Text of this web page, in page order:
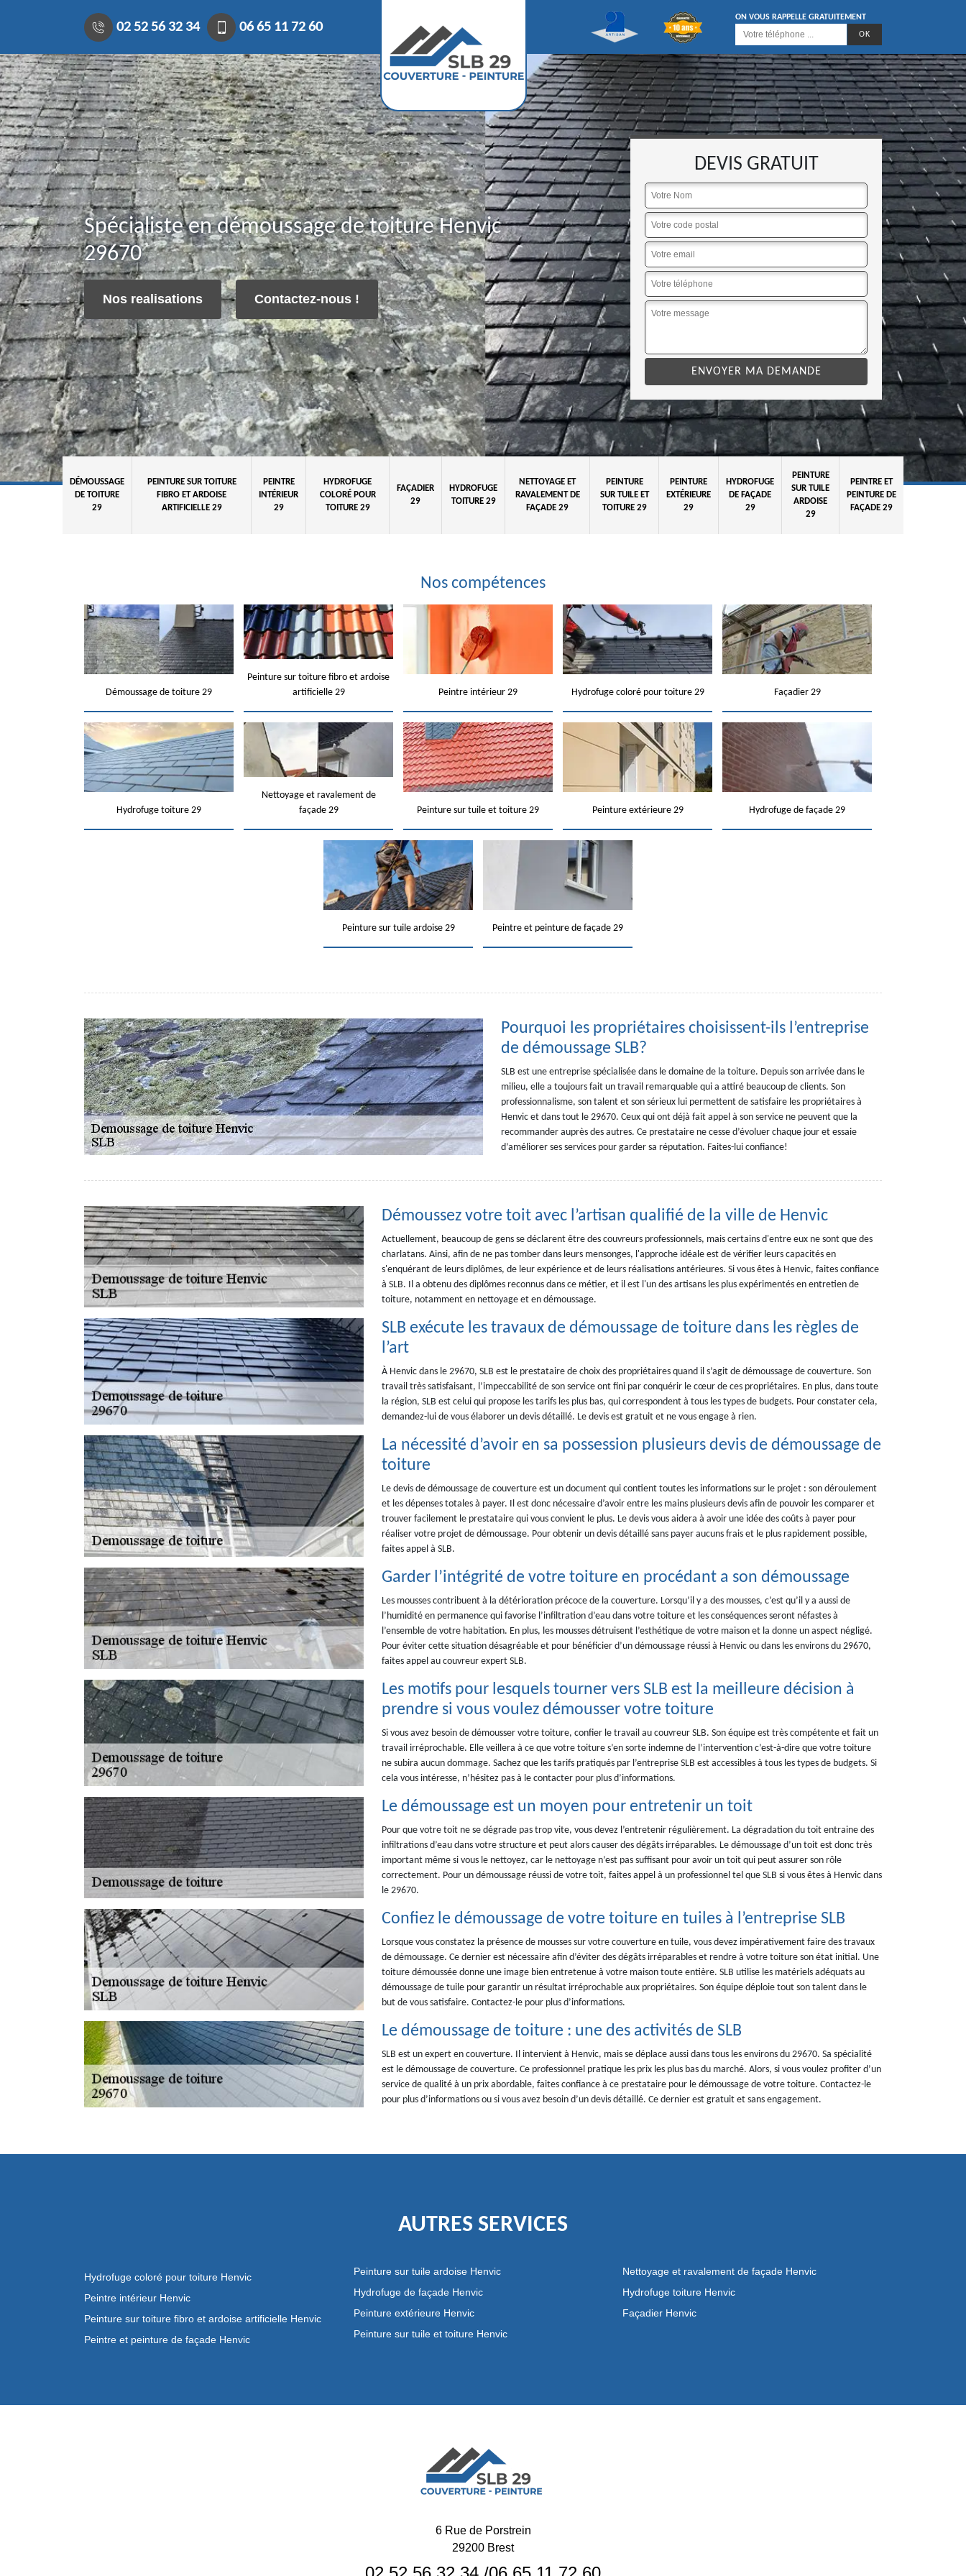
02 52 56 32 34 06 65 11 72 60
ON VOUS RAPPELLE GRATUITEMENT
Spécialiste en démoussage de toiture Henvic
29670
Nos realisations Contactez-nous !
DEVIS GRATUIT
DÉMOUSSAGE
DE TOITURE
29
PEINTURE SUR TOITURE
FIBRO ET ARDOISE
ARTIFICIELLE 29
PEINTRE
INTÉRIEUR
29
HYDROFUGE
COLORÉ POUR
TOITURE 29
FAÇADIER
29
HYDROFUGE
TOITURE 29
NETTOYAGE ET
RAVALEMENT DE
FAÇADE 29
PEINTURE
SUR TUILE ET
TOITURE 29
PEINTURE
EXTÉRIEURE
29
HYDROFUGE
DE FAÇADE
29
PEINTURE
SUR TUILE
ARDOISE
29
PEINTRE ET
PEINTURE DE
FAÇADE 29
Nos compétences
Démoussage de toiture 29
Peinture sur toiture fibro et ardoise
artificielle 29
Peintre intérieur 29 Hydrofuge coloré pour toiture 29 Façadier 29
Hydrofuge toiture 29
Nettoyage et ravalement de
façade 29
Peinture sur tuile et toiture 29 Peinture extérieure 29 Hydrofuge de façade 29
Peinture sur tuile ardoise 29 Peintre et peinture de façade 29
Pourquoi les propriétaires choisissent-ils l’entreprise
de démoussage SLB?
SLB est une entreprise spécialisée dans le domaine de la toiture. Depuis son arrivée dans le
milieu, elle a toujours fait un travail remarquable qui a attiré beaucoup de clients. Son
professionnalisme, son talent et son sérieux lui permettent de satisfaire les propriétaires à
Henvic et dans tout le 29670. Ceux qui ont déjà fait appel à son service ne peuvent que la
recommander auprès des autres. Ce prestataire ne cesse d’évoluer chaque jour et essaie
d’améliorer ses services pour garder sa réputation. Faites-lui confiance!
Démoussez votre toit avec l’artisan qualifié de la ville de Henvic
Actuellement, beaucoup de gens se déclarent être des couvreurs professionnels, mais certains d'entre eux ne sont que des
charlatans. Ainsi, afin de ne pas tomber dans leurs mensonges, l'approche idéale est de vérifier leurs capacités en
s'enquérant de leurs diplômes, de leur expérience et de leurs réalisations antérieures. Si vous êtes à Henvic, faites confiance
à SLB. Il a obtenu des diplômes reconnus dans ce métier, et il est l'un des artisans les plus expérimentés en entretien de
toiture, notamment en nettoyage et en démoussage.
SLB exécute les travaux de démoussage de toiture dans les règles de
l’art
À Henvic dans le 29670, SLB est le prestataire de choix des propriétaires quand il s’agit de démoussage de couverture. Son
travail très satisfaisant, l’impeccabilité de son service ont fini par conquérir le cœur de ces propriétaires. En plus, dans toute
la région, SLB est celui qui propose les tarifs les plus bas, qui correspondent à tous les types de budgets. Pour constater cela,
demandez-lui de vous élaborer un devis détaillé. Le devis est gratuit et ne vous engage à rien.
La nécessité d’avoir en sa possession plusieurs devis de démoussage de
toiture
Le devis de démoussage de couverture est un document qui contient toutes les informations sur le projet : son déroulement
et les dépenses totales à payer. Il est donc nécessaire d’avoir entre les mains plusieurs devis afin de pouvoir les comparer et
trouver facilement le prestataire qui vous convient le plus. Le devis vous aidera à avoir une idée des coûts à payer pour
réaliser votre projet de démoussage. Pour obtenir un devis détaillé sans payer aucuns frais et le plus rapidement possible,
faites appel à SLB.
Garder l’intégrité de votre toiture en procédant a son démoussage
Les mousses contribuent à la détérioration précoce de la couverture. Lorsqu’il y a des mousses, c’est qu’il y a aussi de
l’humidité en permanence qui favorise l’infiltration d’eau dans votre toiture et les conséquences seront néfastes à
l’ensemble de votre habitation. En plus, les mousses détruisent l’esthétique de votre maison et la donne un aspect négligé.
Pour éviter cette situation désagréable et pour bénéficier d’un démoussage réussi à Henvic ou dans les environs du 29670,
faites appel au couvreur expert SLB.
Les motifs pour lesquels tourner vers SLB est la meilleure décision à
prendre si vous voulez démousser votre toiture
Si vous avez besoin de démousser votre toiture, confier le travail au couvreur SLB. Son équipe est très compétente et fait un
travail irréprochable. Elle veillera à ce que votre toiture s’en sorte indemne de l’intervention c’est-à-dire que votre toiture
ne subira aucun dommage. Sachez que les tarifs pratiqués par l’entreprise SLB est accessibles à tous les types de budgets. Si
cela vous intéresse, n’hésitez pas à le contacter pour plus d’informations.
Le démoussage est un moyen pour entretenir un toit
Pour que votre toit ne se dégrade pas trop vite, vous devez l’entretenir régulièrement. La dégradation du toit entraine des
infiltrations d’eau dans votre structure et peut alors causer des dégâts irréparables. Le démoussage d’un toit est donc très
important même si vous le nettoyez, car le nettoyage n’est pas suffisant pour avoir un toit qui peut assurer son rôle
correctement. Pour un démoussage réussi de votre toit, faites appel à un professionnel tel que SLB si vous êtes à Henvic dans
le 29670.
Confiez le démoussage de votre toiture en tuiles à l’entreprise SLB
Lorsque vous constatez la présence de mousses sur votre couverture en tuile, vous devez impérativement faire des travaux
de démoussage. Ce dernier est nécessaire afin d’éviter des dégâts irréparables et rendre à votre toiture son état initial. Une
toiture démoussée donne une image bien entretenue à votre maison toute entière. SLB utilise les matériels adéquats au
démoussage de tuile pour garantir un résultat irréprochable aux propriétaires. Son équipe déploie tout son talent dans le
but de vous satisfaire. Contactez-le pour plus d’informations.
Le démoussage de toiture : une des activités de SLB
SLB est un expert en couverture. Il intervient à Henvic, mais se déplace aussi dans tous les environs du 29670. Sa spécialité
est le démoussage de couverture. Ce professionnel pratique les prix les plus bas du marché. Alors, si vous voulez profiter d’un
service de qualité à un prix abordable, faites confiance à ce prestataire pour le démoussage de votre toiture. Contactez-le
pour plus d’informations ou si vous avez besoin d’un devis détaillé. Ce dernier est gratuit et sans engagement.
AUTRES SERVICES
Hydrofuge coloré pour toiture Henvic
Peintre intérieur Henvic
Peinture sur toiture fibro et ardoise artificielle Henvic
Peintre et peinture de façade Henvic
Peinture sur tuile ardoise Henvic
Hydrofuge de façade Henvic
Peinture extérieure Henvic
Peinture sur tuile et toiture Henvic
Nettoyage et ravalement de façade Henvic
Hydrofuge toiture Henvic
Façadier Henvic
6 Rue de Porstrein
29200 Brest